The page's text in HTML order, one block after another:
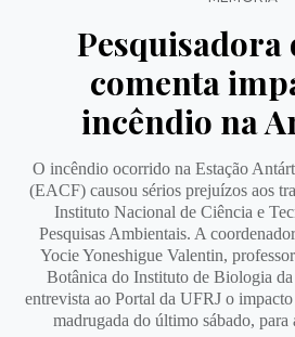
Pesquisadora
comenta
incêndio na
O incêndio ocorrido na Estação
(EACF) causou sérios prejuízos aos
Instituto Nacional de Ciência e
Pesquisas Ambientais. A
Yocie Yoneshigue Valentin,
Botânica do Instituto de Biologia
entrevista ao Portal da UFRJ o
madrugada do último sábado, para